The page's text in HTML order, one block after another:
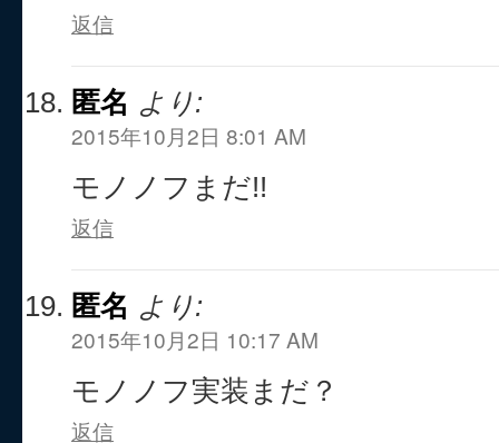
返信
匿名 より:
2015年10月2日 8:01 AM
モノノフまだ!!
返信
匿名 より:
2015年10月2日 10:17 AM
モノノフ実装まだ？
返信